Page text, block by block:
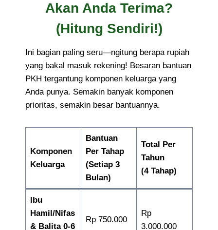
Akan Anda Terima?
(Hitung Sendiri!)
Ini bagian paling seru—ngitung berapa rupiah
yang bakal masuk rekening! Besaran bantuan
PKH tergantung komponen keluarga yang
Anda punya. Semakin banyak komponen
prioritas, semakin besar bantuannya.
Komponen
Keluarga
Bantuan
Per Tahap
(Setiap 3
Bulan)
Total Per
Tahun
(4 Tahap)
Ibu
Hamil/Nifas
& Balita 0-6
Rp 750.000
Rp
3.000.000